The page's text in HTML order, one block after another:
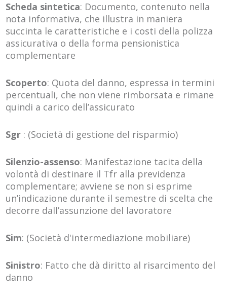
Scheda sintetica: Documento, contenuto nella
nota informativa, che illustra in maniera
succinta le caratteristiche e i costi della polizza
assicurativa o della forma pensionistica
complementare
Scoperto: Quota del danno, espressa in termini
percentuali, che non viene rimborsata e rimane
quindi a carico dell’assicurato
Sgr : (Società di gestione del risparmio)
Silenzio-assenso: Manifestazione tacita della
volontà di destinare il Tfr alla previdenza
complementare; avviene se non si esprime
un’indicazione durante il semestre di scelta che
decorre dall’assunzione del lavoratore
Sim: (Società d'intermediazione mobiliare)
Sinistro: Fatto che dà diritto al risarcimento del
danno